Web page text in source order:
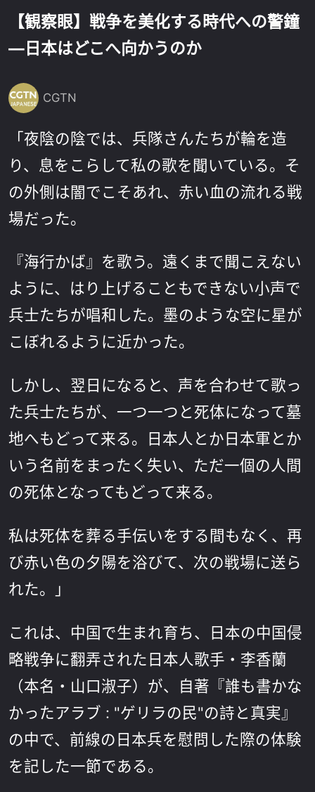
【観察眼】戦争を美化する時代への警鐘
—日本はどこへ向かうのか
CGTN
「夜陰の陰では、兵隊さんたちが輪を造
り、息をこらして私の歌を聞いている。そ
の外側は闇でこそあれ、赤い血の流れる戦
場だった。
『海行かば』を歌う。遠くまで聞こえない
ように、はり上げることもできない小声で
兵士たちが唱和した。墨のような空に星が
こぼれるように近かった。
しかし、翌日になると、声を合わせて歌っ
た兵士たちが、一つ一つと死体になって墓
地へもどって来る。日本人とか日本軍とか
いう名前をまったく失い、ただ一個の人間
の死体となってもどって来る。
私は死体を葬る手伝いをする間もなく、再
び赤い色の夕陽を浴びて、次の戦場に送ら
れた。」
これは、中国で生まれ育ち、日本の中国侵
略戦争に翻弄された日本人歌手・李香蘭
（本名・山口淑子）が、自著『誰も書かな
かったアラブ : "ゲリラの民"の詩と真実』
の中で、前線の日本兵を慰問した際の体験
を記した一節である。